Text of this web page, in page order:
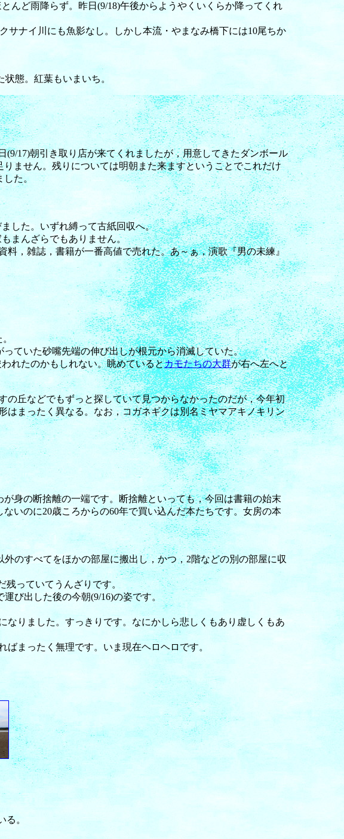
んど雨降らず。昨日(9/18)午後からようやくいくらか降ってくれ
サナイ川にも魚影なし。しかし本流・やまなみ橋下には10尾ちか
態。紅葉もいまいち。
(9/17)朝引き取り店が来てくれましたが，用意してきたダンボール
りません。残りについては明朝また来ますということでこれだけ
た。
した。いずれ縛って古紙回収へ。
まんざらでもありません。
，雑誌，書籍が一番高値で売れた。あ～ぁ，演歌『男の未練』
ていた砂嘴先端の伸び出しが根元から消滅していた。
れたのかもしれない。眺めているとカモたちの大群が右へ左へと
の丘などでもずっと探していて見つからなかったのだが，今年初
はまったく異なる。なお，コガネギクは別名ミヤマアキノキリン
が身の断捨離の一端です。断捨離といっても，今回は書籍の始末
ないのに20歳ころからの60年で買い込んだ本たちです。女房の本
のすべてをほかの部屋に搬出し，かつ，2階などの別の部屋に収
っていてうんざりです。
び出した後の今朝(9/16)の姿です。
りました。すっきりです。なにかしら悲しくもあり虚しくもあ
まったく無理です。いま現在ヘロヘロです。
る。